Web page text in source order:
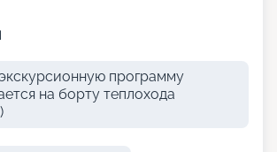
программу
на борту теплохода